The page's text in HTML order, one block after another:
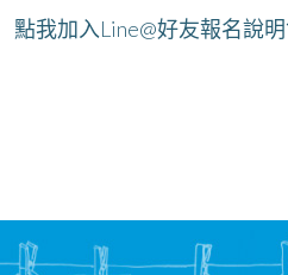
點我加入Line@好友報名說